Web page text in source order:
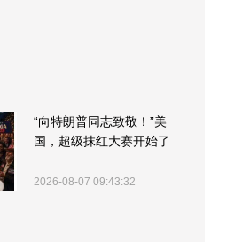
“向特朗普同志致敬！”美
国，超级抹红大赛开始了
2026-08-07 09:43:32